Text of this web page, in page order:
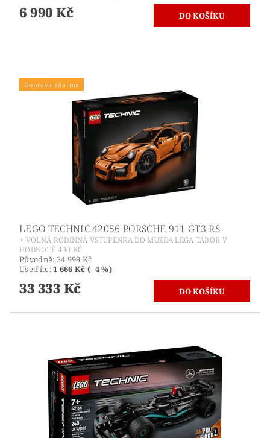
6 990 Kč
Doprava zdarma
LEGO TECHNIC 42056 PORSCHE 911 GT3 RS
+ VOLNÁ RODINNÁ VSTUPENKA DO MUZEA LEGA TÁBOR V
HODNOTĚ 490 KČ
Původně: 34 999 Kč
Ušetříte:1 666 Kč (–4 %)
33 333 Kč